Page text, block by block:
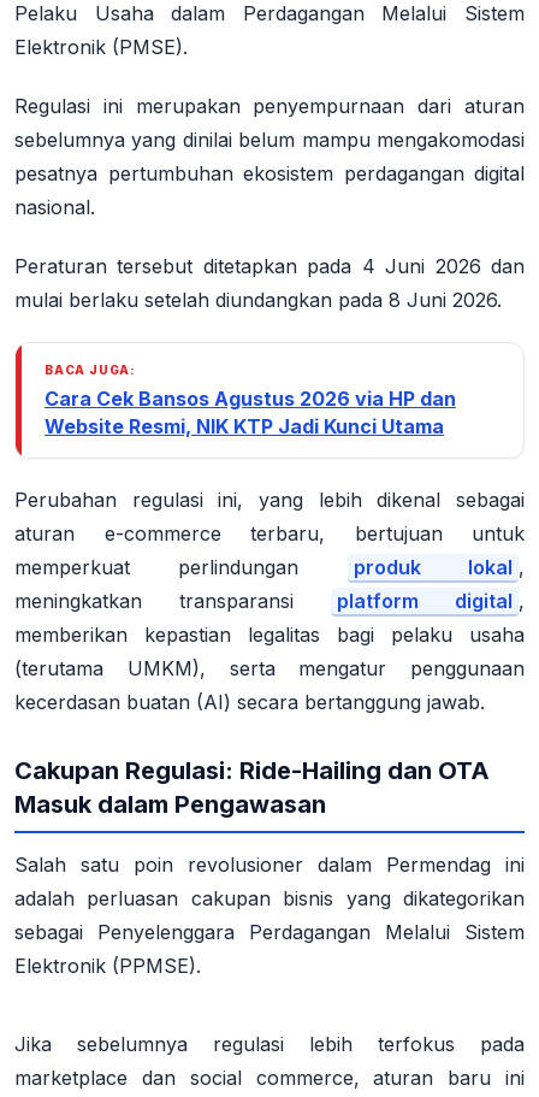
Pelaku Usaha dalam Perdagangan Melalui Sistem
Elektronik (PMSE).
Regulasi ini merupakan penyempurnaan dari aturan
sebelumnya yang dinilai belum mampu mengakomodasi
pesatnya pertumbuhan ekosistem perdagangan digital
nasional.
Peraturan tersebut ditetapkan pada 4 Juni 2026 dan
mulai berlaku setelah diundangkan pada 8 Juni 2026.
BACA JUGA:
Cara Cek Bansos Agustus 2026 via HP dan
Website Resmi, NIK KTP Jadi Kunci Utama
Perubahan regulasi ini, yang lebih dikenal sebagai
aturan e-commerce terbaru, bertujuan untuk
memperkuat perlindungan
produk lokal ,
meningkatkan transparansi
platform digital ,
memberikan kepastian legalitas bagi pelaku usaha
(terutama UMKM), serta mengatur penggunaan
kecerdasan buatan (AI) secara bertanggung jawab.
Cakupan Regulasi: Ride-Hailing dan OTA
Masuk dalam Pengawasan
Salah satu poin revolusioner dalam Permendag ini
adalah perluasan cakupan bisnis yang dikategorikan
sebagai Penyelenggara Perdagangan Melalui Sistem
Elektronik (PPMSE).
Jika sebelumnya regulasi lebih terfokus pada
marketplace dan social commerce, aturan baru ini